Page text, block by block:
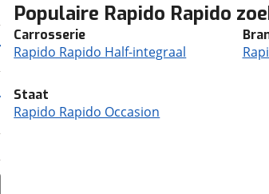
Populaire Rapido Rapido
Carrosserie
Rapido Rapido Half-integraal
Staat
Rapido Rapido Occasion